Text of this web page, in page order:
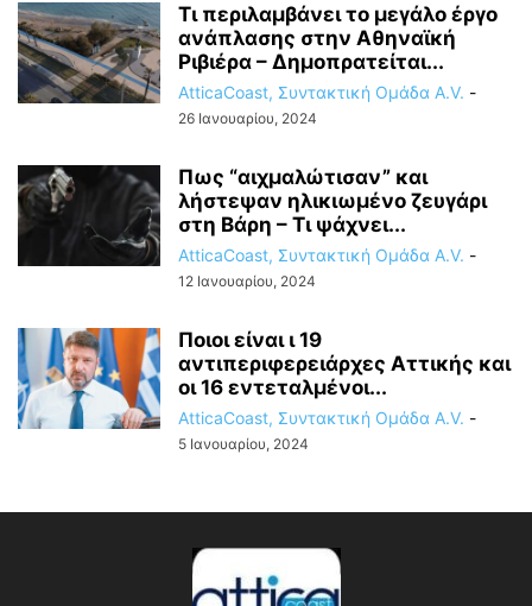
Τι περιλαμβάνει το μεγάλο έργο
ανάπλασης στην Αθηναϊκή
Ριβιέρα – Δημοπρατείται...
AtticaCoast, Συντακτική Ομάδα A.V. -
26 Ιανουαρίου, 2024
Πως “αιχμαλώτισαν” και
λήστεψαν ηλικιωμένο ζευγάρι
στη Βάρη – Τι ψάχνει...
AtticaCoast, Συντακτική Ομάδα A.V. -
12 Ιανουαρίου, 2024
Ποιοι είναι ι 19
αντιπεριφερειάρχες Αττικής και
οι 16 εντεταλμένοι...
AtticaCoast, Συντακτική Ομάδα A.V. -
5 Ιανουαρίου, 2024